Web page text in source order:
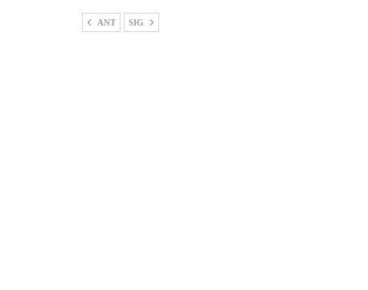
ANT SIG